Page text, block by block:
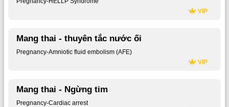
VIP
Mang thai - thuyên tắc nước ối
Pregnancy-Amniotic fluid embolism (AFE)
VIP
Mang thai - Ngừng tim
Pregnancy-Cardiac arrest